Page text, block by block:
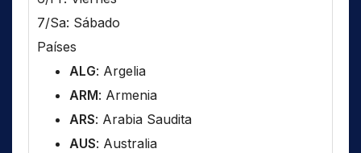
7/Sa: Sábado
Países
ALG: Argelia
ARM: Armenia
ARS: Arabia Saudita
AUS: Australia